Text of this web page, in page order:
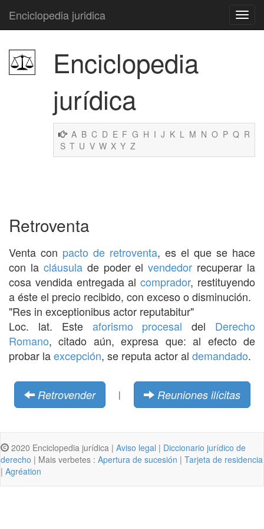
Enciclopedia juridica
Enciclopedia
jurídica
A B C D E F G H I J K L M N O P Q R
S T U V W X Y Z
Retroventa
Venta con pacto de retroventa, es el que se hace
con la cláusulade poder elvendedor recuperar la
cosa vendida entregada alcomprador, restituyendo
a éste el precio recibido, con exceso o disminución.
"Res in exceptionibus actor reputabitur"
Loc. lat. Este aforismo procesal del Derecho
Romano, citado aún, expresa que: al efecto de
probar laexcepción, se reputa actor al demandado.
Retrovender | Reuniones ilícitas
2020 Enciclopedia jurídica | Aviso legal | Diccionario jurídico de
derecho | Mais verbetes : Apertura de sucesión | Tarjeta de residencia
| Agréation